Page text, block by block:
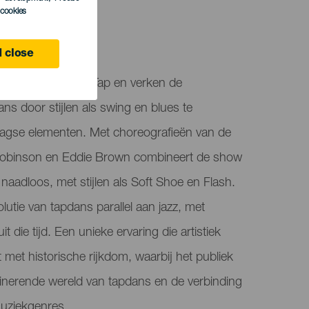
close
reis met JazzTap en verken de
door stijlen als swing en blues te
elementen. Met choreografieën van de
en Eddie Brown combineert de show
met stijlen als Soft Shoe en Flash.
van tapdans parallel aan jazz, met
die tijd. Een unieke ervaring die artistiek
historische rijkdom, waarbij het publiek
wereld van tapdans en de verbinding